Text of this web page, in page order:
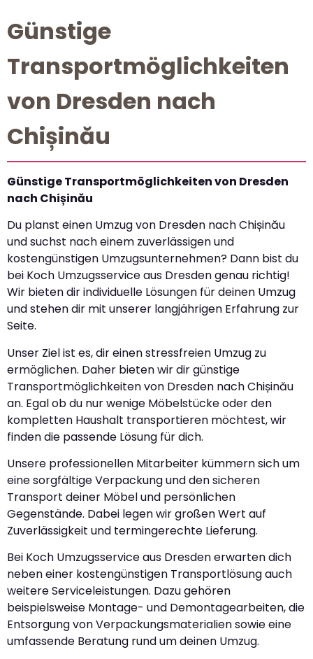
Günstige
Transportmöglichkeiten
von Dresden nach
Chișinău
Günstige Transportmöglichkeiten von Dresden
nach Chișinău
Du planst einen Umzug von Dresden nach Chișinău
und suchst nach einem zuverlässigen und
kostengünstigen Umzugsunternehmen? Dann bist du
bei Koch Umzugsservice aus Dresden genau richtig!
Wir bieten dir individuelle Lösungen für deinen Umzug
und stehen dir mit unserer langjährigen Erfahrung zur
Seite.
Unser Ziel ist es, dir einen stressfreien Umzug zu
ermöglichen. Daher bieten wir dir günstige
Transportmöglichkeiten von Dresden nach Chișinău
an. Egal ob du nur wenige Möbelstücke oder den
kompletten Haushalt transportieren möchtest, wir
finden die passende Lösung für dich.
Unsere professionellen Mitarbeiter kümmern sich um
eine sorgfältige Verpackung und den sicheren
Transport deiner Möbel und persönlichen
Gegenstände. Dabei legen wir großen Wert auf
Zuverlässigkeit und termingerechte Lieferung.
Bei Koch Umzugsservice aus Dresden erwarten dich
neben einer kostengünstigen Transportlösung auch
weitere Serviceleistungen. Dazu gehören
beispielsweise Montage- und Demontagearbeiten, die
Entsorgung von Verpackungsmaterialien sowie eine
umfassende Beratung rund um deinen Umzug.